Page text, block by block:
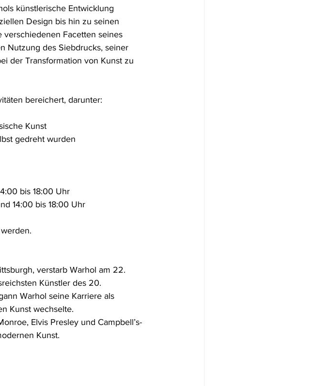
künstlerische Entwicklung
Design bis hin zu seinen
Facetten seines
Nutzung des Siebdrucks, seiner
der Transformation von Kunst zu
bereichert, darunter:
Kunst
gedreht wurden
bis 18:00 Uhr
14:00 bis 18:00 Uhr
verstarb Warhol am 22.
Künstler des 20.
Warhol seine Karriere als
Kunst wechselte.
Elvis Presley und Campbell’s-
Kunst.